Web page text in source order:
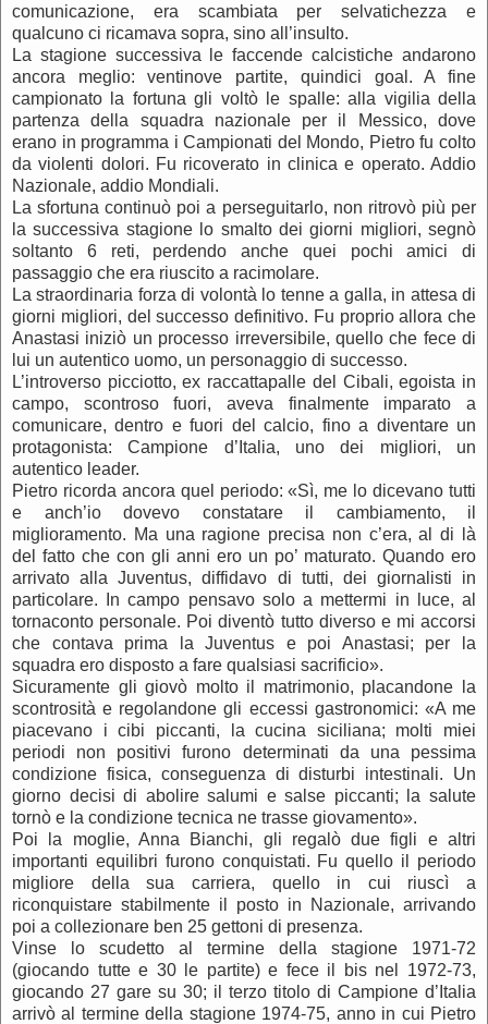
comunicazione, era scambiata per selvatichezza e
qualcuno ci ricamava sopra, sino all’insulto.
La stagione successiva le faccende calcistiche andarono
ancora meglio: ventinove partite, quindici goal. A fine
campionato la fortuna gli voltò le spalle: alla vigilia della
partenza della squadra nazionale per il Messico, dove
erano in programma i Campionati del Mondo, Pietro fu colto
da violenti dolori. Fu ricoverato in clinica e operato. Addio
Nazionale, addio Mondiali.
La sfortuna continuò poi a perseguitarlo, non ritrovò più per
la successiva stagione lo smalto dei giorni migliori, segnò
soltanto 6 reti, perdendo anche quei pochi amici di
passaggio che era riuscito a racimolare.
La straordinaria forza di volontà lo tenne a galla, in attesa di
giorni migliori, del successo definitivo. Fu proprio allora che
Anastasi iniziò un processo irreversibile, quello che fece di
lui un autentico uomo, un personaggio di successo.
L’introverso picciotto, ex raccattapalle del Cibali, egoista in
campo, scontroso fuori, aveva finalmente imparato a
comunicare, dentro e fuori del calcio, fino a diventare un
protagonista: Campione d’Italia, uno dei migliori, un
autentico leader.
Pietro ricorda ancora quel periodo: «Sì, me lo dicevano tutti
e anch’io dovevo constatare il cambiamento, il
miglioramento. Ma una ragione precisa non c’era, al di là
del fatto che con gli anni ero un po’ maturato. Quando ero
arrivato alla Juventus, diffidavo di tutti, dei giornalisti in
particolare. In campo pensavo solo a mettermi in luce, al
tornaconto personale. Poi diventò tutto diverso e mi accorsi
che contava prima la Juventus e poi Anastasi; per la
squadra ero disposto a fare qualsiasi sacrificio».
Sicuramente gli giovò molto il matrimonio, placandone la
scontrosità e regolandone gli eccessi gastronomici: «A me
piacevano i cibi piccanti, la cucina siciliana; molti miei
periodi non positivi furono determinati da una pessima
condizione fisica, conseguenza di disturbi intestinali. Un
giorno decisi di abolire salumi e salse piccanti; la salute
tornò e la condizione tecnica ne trasse giovamento».
Poi la moglie, Anna Bianchi, gli regalò due figli e altri
importanti equilibri furono conquistati. Fu quello il periodo
migliore della sua carriera, quello in cui riuscì a
riconquistare stabilmente il posto in Nazionale, arrivando
poi a collezionare ben 25 gettoni di presenza.
Vinse lo scudetto al termine della stagione 1971-72
(giocando tutte e 30 le partite) e fece il bis nel 1972-73,
giocando 27 gare su 30; il terzo titolo di Campione d’Italia
arrivò al termine della stagione 1974-75, anno in cui Pietro